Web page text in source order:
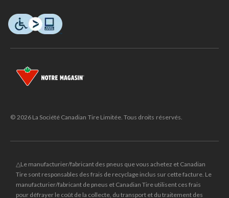
© 2026 La Société Canadian Tire Limitée. Tous droits réservés.
△Le manufacturier/fabricant des pneus que vous achetez et Canadian
Tire sont responsables des frais de recyclage inclus sur cette facture. Le
manufacturier/fabricant de pneus et Canadian Tire utilisent ces frais
pour défrayer le coût de la collecte, du transport et du traitement des